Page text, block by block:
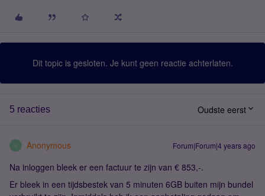
Dit topic is gesloten. Je kunt geen reactie achterlaten.
5 reacties Oudste eerst
A Anonymous Forum|Forum|4 years ago
Na inloggen bleek er een factuur te zijn van € 853,-.
Er bleek in een tijdsbestek van 5 minuten 6GB buiten mijn bundel